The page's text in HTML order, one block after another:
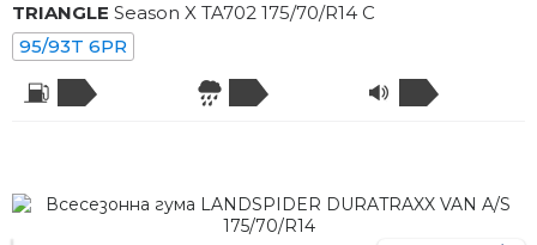
TRIANGLE Season X TA702 175/70/R14 C
95/93T 6PR